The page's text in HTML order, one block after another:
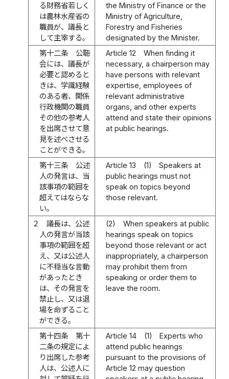
る財務省若しく
は農林水産省の
職員が、議長と
して主宰する。
the Ministry of Finance or the
Ministry of Agriculture,
Forestry and Fisheries
designated by the Minister.
第十二条
公聴
会には、議長が
必要と認めると
きは、学識経験
のある者、関係
行政機関の職員
その他の参考人
を出席させて意
見を述べさせる
ことができる。
Article 12
When finding it
necessary, a chairperson may
have persons with relevant
expertise, employees of
relevant administrative
organs, and other experts
attend and state their opinions
at public hearings.
第十三条
公述
人の発言は、当
該事項の範囲を
超えてはならな
い。
Article 13 (1)
Speakers at
public hearings must not
speak on topics beyond
those relevant.
２
議長は、公述
人の発言が当該
事項の範囲を超
え、又は公述人
に不穏当な言動
があったとき
は、その発言を
禁止し、又は退
場を命ずること
ができる。
(2)
When speakers at public
hearings speak on topics
beyond those relevant or act
inappropriately, a chairperson
may prohibit them from
speaking or order them to
leave the room.
第十四条
第十
二条の規定によ
り出席した参考
人は、公述人に
Article 14 (1)
Experts who
attend public hearings
pursuant to the provisions of
Article 12 may question